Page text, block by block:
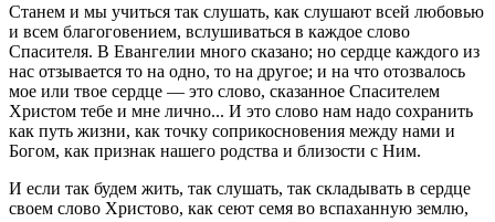
Станем и мы учиться так слушать, как слушают всей любовью
и всем благоговением, вслушиваться в каждое слово
Спасителя. В Евангелии много сказано; но сердце каждого из
нас отзывается то на одно, то на другое; и на что отозвалось
мое или твое сердце — это слово, сказанное Спасителем
Христом тебе и мне лично... И это слово нам надо сохранить
как путь жизни, как точку соприкосновения между нами и
Богом, как признак нашего родства и близости с Ним.
И если так будем жить, так слушать, так складывать в сердце
своем слово Христово, как сеют семя во вспаханную землю,